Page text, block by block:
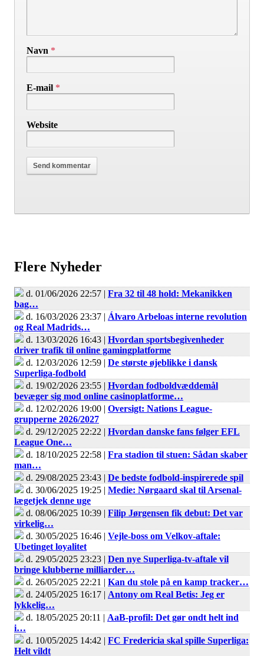
Navn *
E-mail *
Website
Flere Nyheder
d. 01/06/2026 22:57 | Fra 32 til 48 hold: Mekanikken
bag…
d. 16/03/2026 23:37 | Álvaro Arbeloas interne revolution
og Real Madrids…
d. 13/03/2026 16:43 | Hvordan sportsbegivenheder
driver trafik til online gamingplatforme
d. 12/03/2026 12:59 | De største øjeblikke i dansk
Superliga-fodbold
d. 19/02/2026 23:55 | Hvordan fodboldvæddemål
bevæger sig mod online casinoplatforme…
d. 12/02/2026 19:00 | Oversigt: Nations League-
grupperne 2026/2027
d. 29/12/2025 22:22 | Hvordan danske fans følger EFL
League One…
d. 18/10/2025 22:58 | Fra stadion til stuen: Sådan skaber
man…
d. 29/08/2025 23:43 | De bedste fodbold-inspirerede spil
d. 30/06/2025 19:25 | Medie: Nørgaard skal til Arsenal-
lægetjek denne uge
d. 08/06/2025 10:39 | Filip Jørgensen fik debut: Det var
virkelig…
d. 30/05/2025 16:46 | Vejle-boss om Velkov-aftale:
Ubetinget loyalitet
d. 29/05/2025 23:23 | Den nye Superliga-tv-aftale vil
bringe klubberne milliarder…
d. 26/05/2025 22:21 | Kan du stole på en kamp tracker…
d. 24/05/2025 16:17 | Antony om Real Betis: Jeg er
lykkelig…
d. 18/05/2025 20:11 | AaB-profil: Det gør ondt helt ind
i…
d. 10/05/2025 14:42 | FC Fredericia skal spille Superliga:
Helt vildt